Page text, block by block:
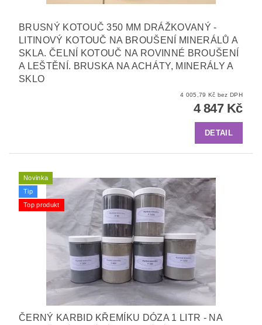
BRUSNÝ KOTOUČ 350 MM DRÁŽKOVANÝ -
LITINOVÝ KOTOUČ NA BROUŠENÍ MINERÁLŮ A
SKLA. ČELNÍ KOTOUČ NA ROVINNÉ BROUŠENÍ
A LEŠTĚNÍ. BRUSKA NA ACHÁTY, MINERÁLY A
SKLO
4 005,79 Kč bez DPH
4 847 Kč
DETAIL
Novinka
Tip
Top produkt
ČERNÝ KARBID KŘEMÍKU DÓZA 1 LITR - NA